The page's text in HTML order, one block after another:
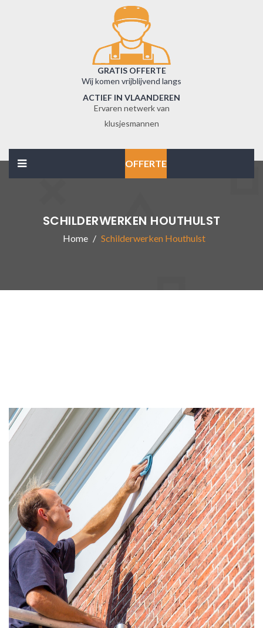
GRATIS OFFERTE
Wij komen vrijblijvend langs
ACTIEF IN VLAANDEREN
Ervaren netwerk van
klusjesmannen
OFFERTE
SCHILDERWERKEN HOUTHULST
Home Schilderwerken Houthulst